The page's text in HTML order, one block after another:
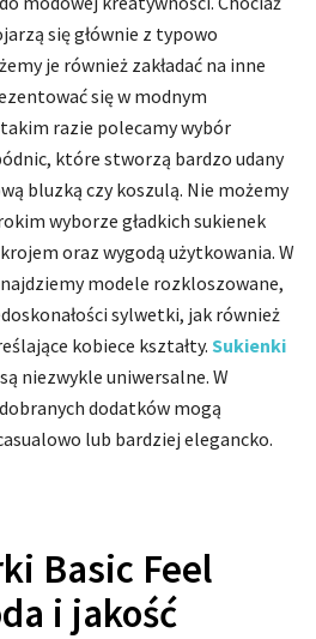
się głównie z typowo
je również zakładać na inne
się w modnym
razie polecamy wybór
które stworzą bardzo udany
bluzką czy koszulą. Nie możemy
wyborze gładkich sukienek
oraz wygodą użytkowania. W
modele rozkloszowane,
sylwetki, jak również
kobiece kształty. Sukienki
są niezwykle uniwersalne. W
dodatków mogą
lub bardziej elegancko.
Basic Feel
i jakość